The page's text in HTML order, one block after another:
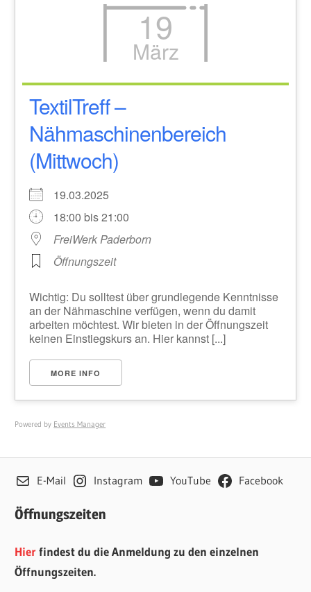
19
März
TextilTreff –
Nähmaschinenbereich
(Mittwoch)
19.03.2025
18:00 bis 21:00
FreiWerk Paderborn
Öffnungszeit
Wichtig: Du solltest über grundlegende Kenntnisse
an der Nähmaschine verfügen, wenn du damit
arbeiten möchtest. Wir bieten in der Öffnungszeit
keinen Einstiegskurs an. Hier kannst [...]
MORE INFO
Powered by Events Manager
E-Mail Instagram YouTube Facebook
Öffnungszeiten
Hierfindest du die Anmeldung zu den einzelnen
Öffnungszeiten.